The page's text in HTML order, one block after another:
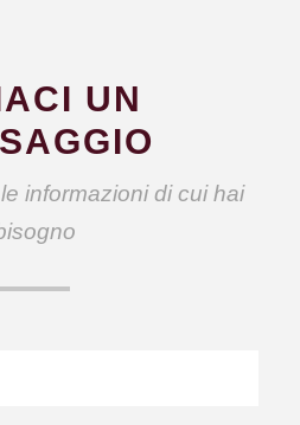
UN
informazioni di cui hai